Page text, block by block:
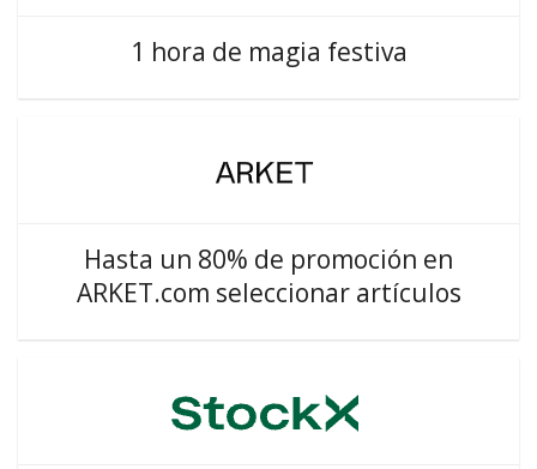
1 hora de magia festiva
Hasta un 80% de promoción en
ARKET.com seleccionar artículos